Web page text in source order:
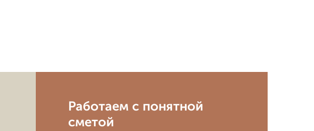
Работаем с понятной
сметой